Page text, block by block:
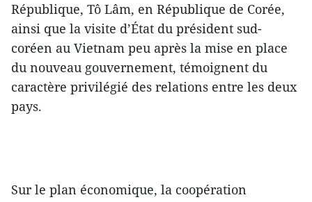
République, Tô Lâm, en République de Corée,
ainsi que la visite d’État du président sud-
coréen au Vietnam peu après la mise en place
du nouveau gouvernement, témoignent du
caractère privilégié des relations entre les deux
pays.
Sur le plan économique, la coopération